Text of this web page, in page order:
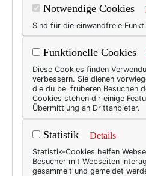
Ist
Notwendige Cookies
Sind für die einwandfreie
Funktionelle Cookies
Diese Cookies finden
verbessern. Sie dienen
die du bei früheren Besuchen
Cookies stehen dir einige
Übermittlung an Drittanbieter.
Statistik Details
Statistik-Cookies helfen
Besucher mit Webseiten
gesammelt und gemeldet